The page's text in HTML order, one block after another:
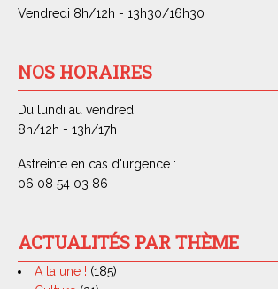
Vendredi 8h/12h - 13h30/16h30
NOS HORAIRES
Du lundi au vendredi
8h/12h - 13h/17h
Astreinte en cas d'urgence :
06 08 54 03 86
ACTUALITÉS PAR THÈME
A la une ! (185)